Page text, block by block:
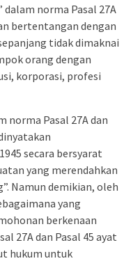
norma Pasal 27A
bertentangan dengan
tidak dimaknai
orang dengan
korporasi, profesi
norma Pasal 27A dan
secara bersyarat
yang merendahkan
Namun demikian, oleh
yang
berkenaan
27A dan Pasal 45 ayat
hukum untuk